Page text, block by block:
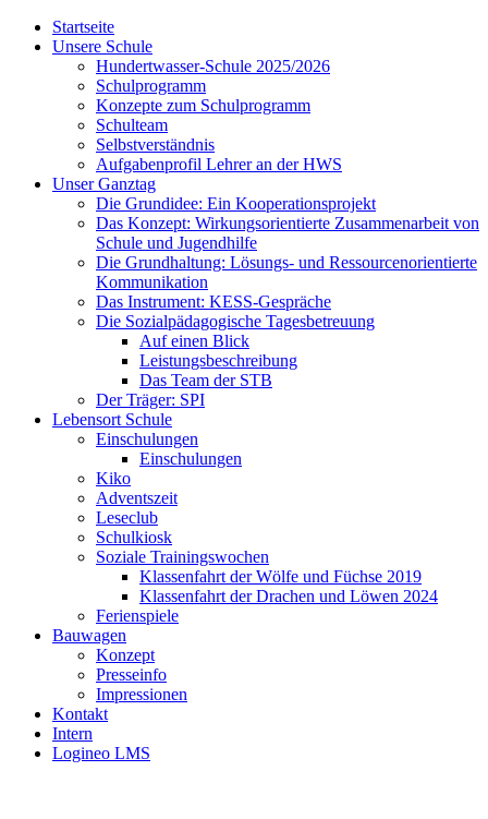
Startseite
Unsere Schule
Hundertwasser-Schule 2025/2026
Schulprogramm
Konzepte zum Schulprogramm
Schulteam
Selbst­ver­ständ­nis
Aufgabenprofil Lehrer an der HWS
Unser Ganztag
Die Grundidee: Ein Kooperationsprojekt
Das Konzept: Wirkungsorientierte Zusammenarbeit von
Schule und Jugendhilfe
Die Grundhaltung: Lösungs- und Ressourcenorientierte
Kommunikation
Das Instrument: KESS-Gespräche
Die Sozialpädagogische Tagesbetreuung
Auf einen Blick
Leistungsbeschreibung
Das Team der STB
Der Träger: SPI
Lebensort Schule
Einschulungen
Einschulungen
Kiko
Adventszeit
Leseclub
Schulkiosk
Soziale Trainingswochen
Klassenfahrt der Wölfe und Füchse 2019
Klassenfahrt der Drachen und Löwen 2024
Ferienspiele
Bauwagen
Konzept
Presseinfo
Impressionen
Kontakt
Intern
Logineo LMS